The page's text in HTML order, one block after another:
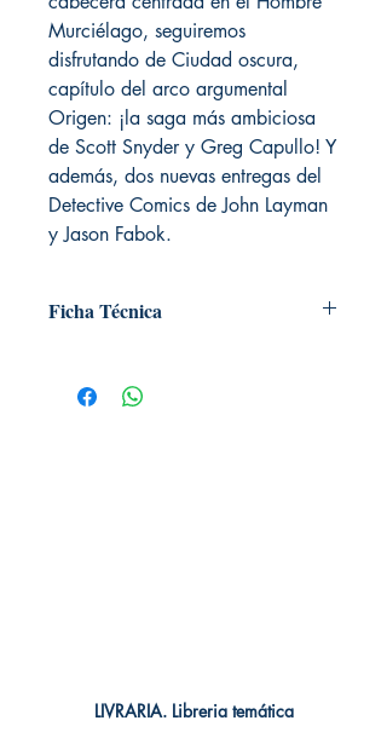
Murciélago, seguiremos
disfrutando de Ciudad oscura,
capítulo del arco argumental
Origen: ¡la saga más ambiciosa
de Scott Snyder y Greg Capullo! Y
además, dos nuevas entregas del
Detective Comics de John Layman
y Jason Fabok.
Ficha Técnica
Editorial: ECC
Idioma: Castellano
LIVRARIA. Libreria temática